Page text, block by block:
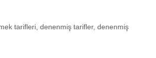
tarifleri, denenmiş tarifler, denenmiş